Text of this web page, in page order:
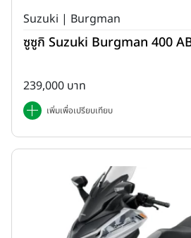
Suzuki | Burgman
ซูซูกิ Suzuki Burgman 400
239,000 บาท
เพิ่มเพื่อเปรียบเทียบ